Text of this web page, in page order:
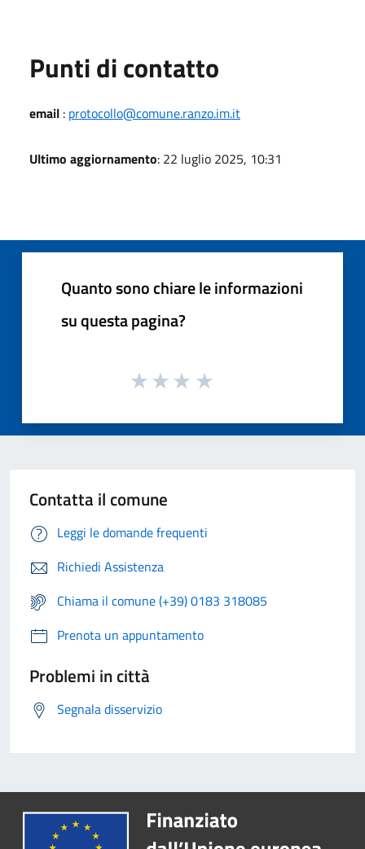
Punti di contatto
email : protocollo@comune.ranzo.im.it
Ultimo aggiornamento: 22 luglio 2025, 10:31
Quanto sono chiare le informazioni
su questa pagina?
Contatta il comune
Leggi le domande frequenti
Richiedi Assistenza
Chiama il comune (+39) 0183 318085
Prenota un appuntamento
Problemi in città
Segnala disservizio